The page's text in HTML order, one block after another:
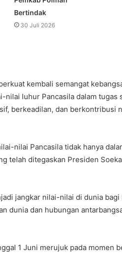
Bertindak
30 Juli 2026
kembali semangat
nilai luhur Pancasila dalam
berkeadilan, dan berkontribusi
nilai Pancasila tidak hanya
telah ditegaskan Presiden
jangkar nilai-nilai di dunia bagi
dunia dan hubungan
1 Juni merujuk pada momen